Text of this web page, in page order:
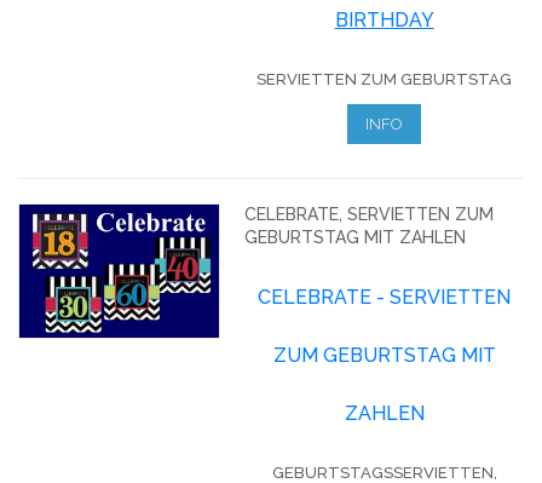
BIRTHDAY
SERVIETTEN ZUM GEBURTSTAG
INFO
CELEBRATE, SERVIETTEN ZUM
GEBURTSTAG MIT ZAHLEN
CELEBRATE - SERVIETTEN
ZUM GEBURTSTAG MIT
ZAHLEN
GEBURTSTAGSSERVIETTEN,